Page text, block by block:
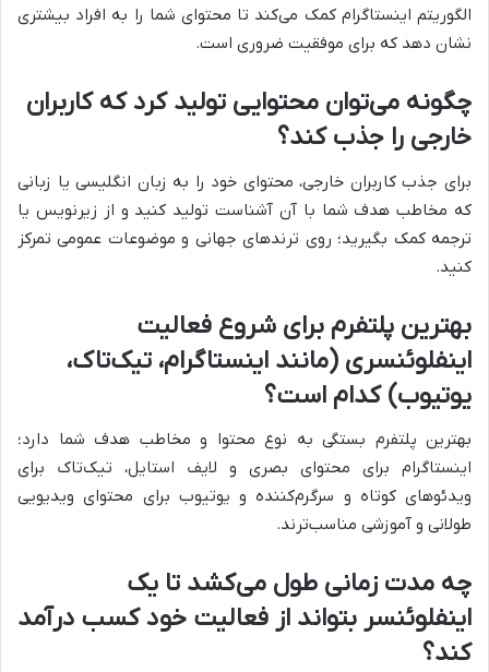
الگوریتم اینستاگرام کمک می‌کند تا محتوای شما را به افراد بیشتری
نشان دهد که برای موفقیت ضروری است.
چگونه می‌توان محتوایی تولید کرد که کاربران
خارجی را جذب کند؟
برای جذب کاربران خارجی، محتوای خود را به زبان انگلیسی یا زبانی
که مخاطب هدف شما با آن آشناست تولید کنید و از زیرنویس یا
ترجمه کمک بگیرید؛ روی ترندهای جهانی و موضوعات عمومی تمرکز
کنید.
بهترین پلتفرم برای شروع فعالیت
اینفلوئنسری (مانند اینستاگرام، تیک‌تاک،
یوتیوب) کدام است؟
بهترین پلتفرم بستگی به نوع محتوا و مخاطب هدف شما دارد؛
اینستاگرام برای محتوای بصری و لایف استایل، تیک‌تاک برای
ویدئوهای کوتاه و سرگرم‌کننده و یوتیوب برای محتوای ویدیویی
طولانی و آموزشی مناسب‌ترند.
چه مدت زمانی طول می‌کشد تا یک
اینفلوئنسر بتواند از فعالیت خود کسب درآمد
کند؟